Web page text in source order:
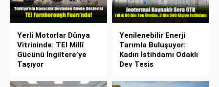
Yerli Motorlar Dünya
Vitrininde: TEI Millî
Gücünü İngiltere’ye
Taşıyor
Yenilenebilir Enerji
Tarımla Buluşuyor:
Kadın İstihdamı Odaklı
Dev Tesis